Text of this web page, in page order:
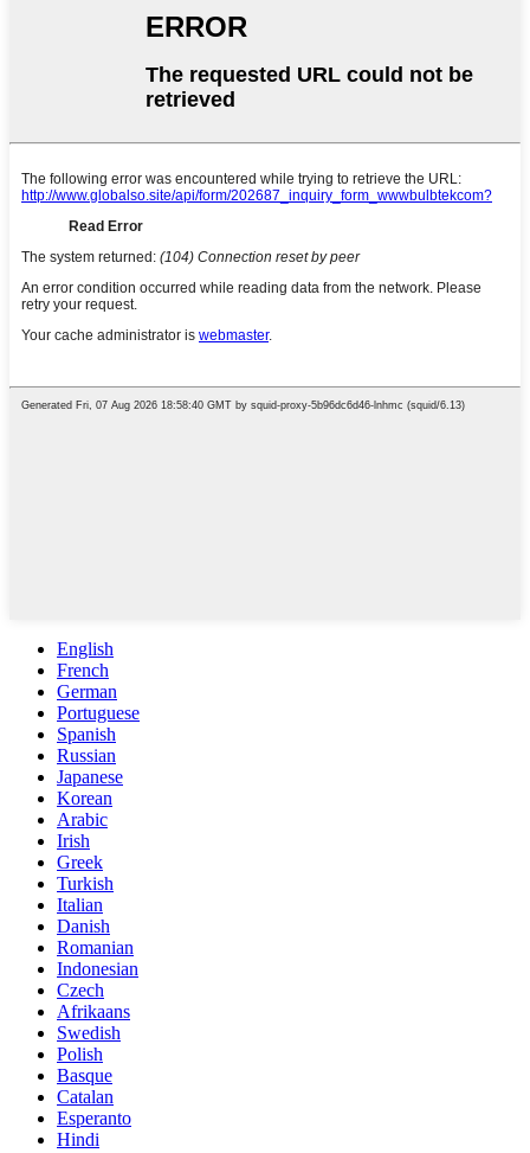
English
French
German
Portuguese
Spanish
Russian
Japanese
Korean
Arabic
Irish
Greek
Turkish
Italian
Danish
Romanian
Indonesian
Czech
Afrikaans
Swedish
Polish
Basque
Catalan
Esperanto
Hindi